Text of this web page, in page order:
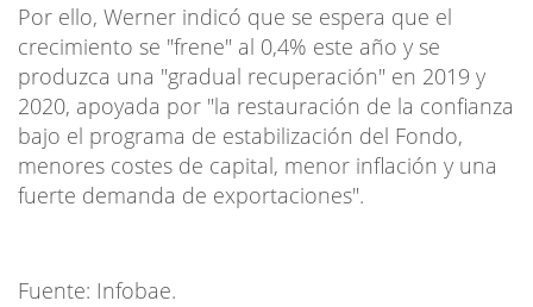
Por ello, Werner indicó que se espera que el
crecimiento se "frene" al 0,4% este año y se
produzca una "gradual recuperación" en 2019 y
2020, apoyada por "la restauración de la confianza
bajo el programa de estabilización del Fondo,
menores costes de capital, menor inflación y una
fuerte demanda de exportaciones".
Fuente: Infobae.